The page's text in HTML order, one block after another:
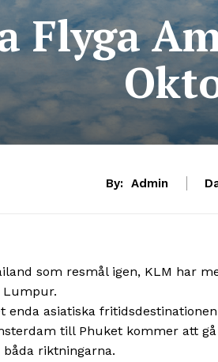
Flyga
By: Admin
som resmål igen, KLM har
Lumpur.
enda asiatiska
till Phuket kommer att gå
riktningarna.